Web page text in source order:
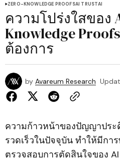
ZERO-KNOWLEDGE PROOFSAI TRUSTAI
ความโปร่งใสของ
Knowledge
ต้องการ
by Avareum Research
ความก้าวหน้าของปัญญาปร
รวดเร็วในปัจจุบัน ทำให้มีกา
ตรวจสอบการตัดสินใจของ AI